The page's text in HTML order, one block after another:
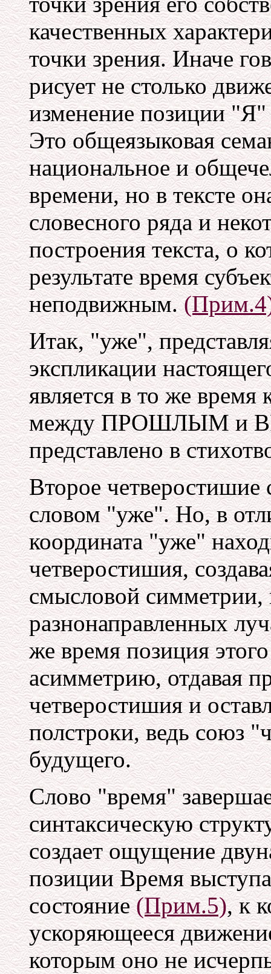
качественных
точки зрения. Иначе
рисует не столько
изменение позиции
Это общеязыковая
национальное и
времени, но в тексте
словесного ряда и
построения текста, о
результате время
неподвижным.
Итак, "уже",
экспликации
является в то же
между ПРОШЛЫМ и
представлено в
Второе четверостишие
словом "уже". Но, в
координата "уже"
четверостишия,
смысловой
разнонаправленных
же время позиция
асимметрию, отдавая
четверостишия и
полстроки, ведь союз
будущего.
Слово "время"
синтаксическую
создает ощущение
позиции Время
состояние(Прим.5), к
ускоряющееся
которым оно не